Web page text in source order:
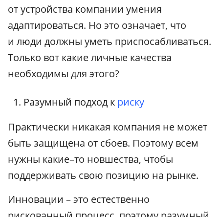
от устройства компании умения
адаптироваться. Но это означает, что
и люди должны уметь приспосабливаться.
Только вот какие личные качества
необходимы для этого?
Разумный подход к риску
Практически никакая компания не может
быть защищена от сбоев. Поэтому всем
нужны какие–то новшества, чтобы
поддерживать свою позицию на рынке.
Инновации – это естественно